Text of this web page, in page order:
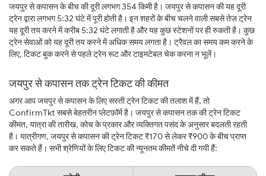
जयपुर से कपासन के बीच की दूरी लगभग 354 किमी है। जयपुर से कपासन की यह दूरी
ट्रेन द्वारा लगभग 5:32 घंटे में पूरी होती है। इन शहरों के बीच चलने वाली सबसे तेज़ ट्रेन
यह दूरी तय करने में करीब 5:32 घंटे लगाती है और यह कुछ स्टेशनों पर ही रुकती है। कुछ
ट्रेन सेवाओं को यह दूरी तय करने में अधिक समय लगता है। ट्रैवल का समय कम करने के
लिए, टिकट बुक करने से पहले ट्रेन रूट और टाइमटेबल चेक करना न भूलें।
जयपुर से कपासन तक ट्रेन टिकट की कीमत
अगर आप जयपुर से कपासन के लिए सस्ती ट्रेन टिकट की तलाश में हैं, तो
ConfirmTkt सबसे बेहतरीन प्लेटफ़ॉर्म है। जयपुर से कपासन तक की ट्रेन टिकट
कीमत, यात्रा की तारीख, कोच के प्रकार और व्यक्तिगत पसंद के अनुसार बदलती रहती
है। यात्रीगण, जयपुर से कपासन की ट्रेन टिकट ₹170 से लेकर ₹900 के बीच प्राप्त
कर सकते हैं। सभी श्रेणियों के लिए टिकट की न्यूनतम कीमतें नीचे दी गयी हैं: